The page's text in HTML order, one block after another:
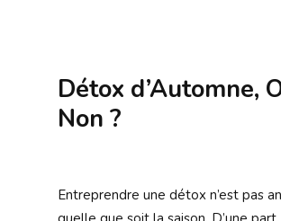
Détox d’Automne,
Non ?
Entreprendre une détox n’est pas